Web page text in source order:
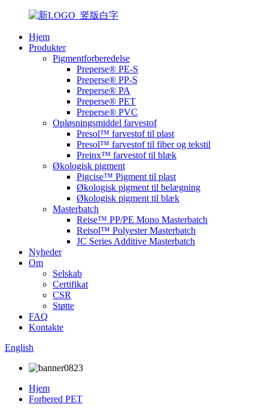
Hjem
Produkter
Pigmentforberedelse
Preperse® PE-S
Preperse® PP-S
Preperse® PA
Preperse® PET
Preperse® PVC
Opløsningsmiddel farvestof
Presol™ farvestof til plast
Presol™ farvestof til fiber og tekstil
Preinx™ farvestof til blæk
Økologisk pigment
Pigcise™ Pigment til plast
Økologisk pigment til belægning
Økologisk pigment til blæk
Masterbatch
Reise™ PP/PE Mono Masterbatch
Reisol™ Polyester Masterbatch
JC Series Additive Masterbatch
Nyheder
Om
Selskab
Certifikat
CSR
Støtte
FAQ
Kontakte
English
Hjem
Forbered PET